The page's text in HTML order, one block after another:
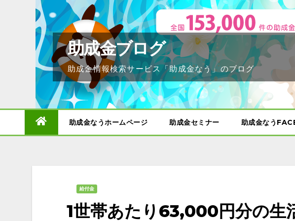
助成金ブログ
助成金情報検索サービス「助成金なう」のブログ
助成金なうホームページ 助成金セミナー 助成金なう
給付金
1世帯あたり63,000円分の生